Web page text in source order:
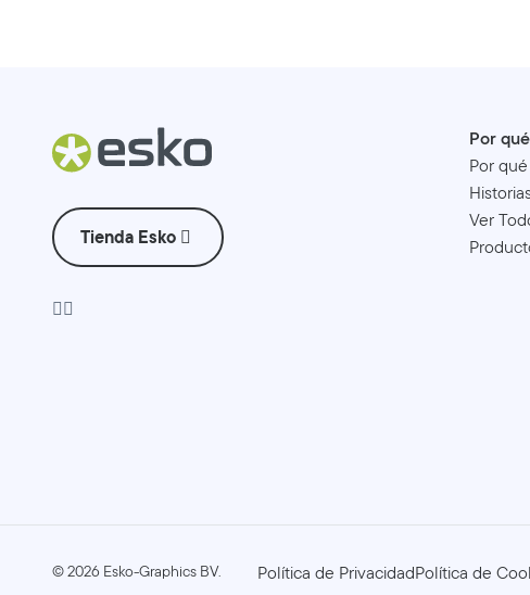
Tienda Esko
Por
Por
Ver
©2026 Esko-Graphics BV. Política de PrivacidadPolítica de